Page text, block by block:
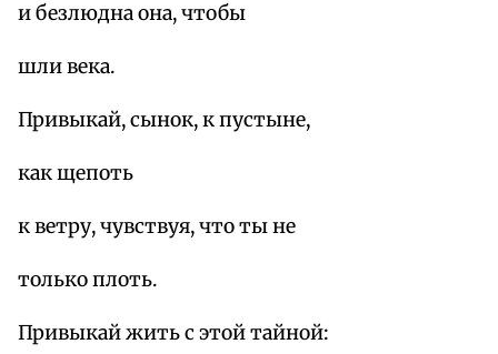
и безлюдна она, чтобы
шли века.
Привыкай, сынок, к пустыне,
как щепоть
к ветру, чувствуя, что ты не
только плоть.
Привыкай жить с этой тайной: